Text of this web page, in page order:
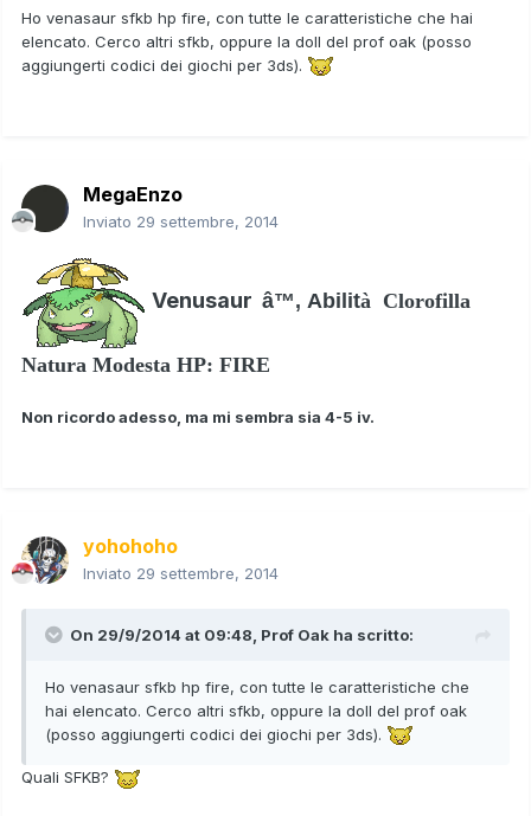
Ho venasaur sfkb hp fire, con tutte le caratteristiche che hai
elencato. Cerco altri sfkb, oppure la doll del prof oak (posso
aggiungerti codici dei giochi per 3ds).
MegaEnzo
Inviato 29 settembre, 2014
Venusaur â™‚ Abilità Clorofilla
Natura Modesta HP: FIRE
Non ricordo adesso, ma mi sembra sia 4-5 iv.
yohohoho
Inviato 29 settembre, 2014
On 29/9/2014 at 09:48, Prof Oak ha scritto:
Ho venasaur sfkb hp fire, con tutte le caratteristiche che
hai elencato. Cerco altri sfkb, oppure la doll del prof oak
(posso aggiungerti codici dei giochi per 3ds).
Quali SFKB?